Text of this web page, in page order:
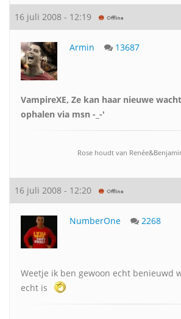
16 juli 2008 - 12:19
Armin 13687
VampireXE, Ze kan haar nieuwe
ophalen via msn -_-'
Rose houdt van
16 juli 2008 - 12:20
NumberOne 2268
Weetje ik ben gewoon echt benieuwd
echt is